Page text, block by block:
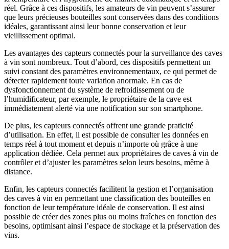
réel. Grâce à ces dispositifs, les amateurs de vin peuvent s’assurer
que leurs précieuses bouteilles sont conservées dans des conditions
idéales, garantissant ainsi leur bonne conservation et leur
vieillissement optimal.
Les avantages des capteurs connectés pour la surveillance des caves
à vin sont nombreux. Tout d’abord, ces dispositifs permettent un
suivi constant des paramètres environnementaux, ce qui permet de
détecter rapidement toute variation anormale. En cas de
dysfonctionnement du système de refroidissement ou de
l’humidificateur, par exemple, le propriétaire de la cave est
immédiatement alerté via une notification sur son smartphone.
De plus, les capteurs connectés offrent une grande praticité
d’utilisation. En effet, il est possible de consulter les données en
temps réel à tout moment et depuis n’importe où grâce à une
application dédiée. Cela permet aux propriétaires de caves à vin de
contrôler et d’ajuster les paramètres selon leurs besoins, même à
distance.
Enfin, les capteurs connectés facilitent la gestion et l’organisation
des caves à vin en permettant une classification des bouteilles en
fonction de leur température idéale de conservation. Il est ainsi
possible de créer des zones plus ou moins fraîches en fonction des
besoins, optimisant ainsi l’espace de stockage et la préservation des
vins.